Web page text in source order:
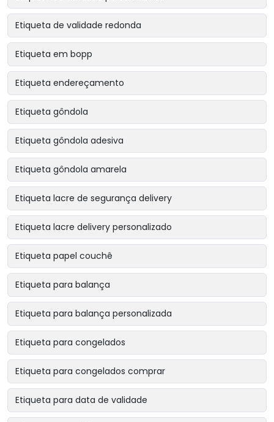
Etiqueta de validade redonda
Etiqueta em bopp
Etiqueta endereçamento
Etiqueta gôndola
Etiqueta gôndola adesiva
Etiqueta gôndola amarela
Etiqueta lacre de segurança delivery
Etiqueta lacre delivery personalizado
Etiqueta papel couchê
Etiqueta para balança
Etiqueta para balança personalizada
Etiqueta para congelados
Etiqueta para congelados comprar
Etiqueta para data de validade